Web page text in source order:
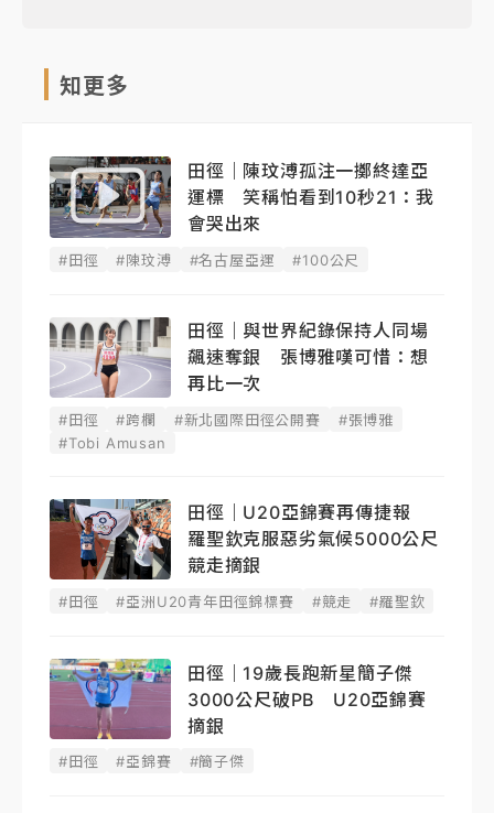
知更多
田徑｜陳玟溥孤注一擲終達亞
運標 笑稱怕看到10秒21：我
會哭出來
#田徑 #陳玟溥 #名古屋亞運 #100公尺
田徑｜與世界紀錄保持人同場
飆速奪銀 張博雅嘆可惜：想
再比一次
#田徑 #跨欄 #新北國際田徑公開賽
#張博雅
#Tobi Amusan
田徑｜U20亞錦賽再傳捷報
羅聖欽克服惡劣氣候5000公尺
競走摘銀
#田徑 #亞洲U20青年田徑錦標賽 #競走 #羅聖欽
田徑｜19歲長跑新星簡子傑
3000公尺破PB U20亞錦賽
摘銀
#田徑 #亞錦賽 #簡子傑